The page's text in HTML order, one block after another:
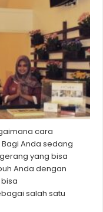
cara
Anda sedang
yang bisa
Anda dengan
salah satu